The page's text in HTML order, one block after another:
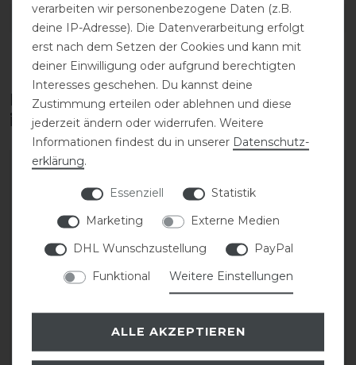
DETAILS ZUR PRODUKTSICHERHEIT
Diese Produkte könnten dich auch
interessieren
-12%
Winterhandschuh
Bestseller
Roeckl ROECK-GRIP
WINTER Handschuhe
verarbeiten wir personenbezogene Daten (z.B.
deine IP-Adresse). Die Datenverarbeitung erfolgt
erst nach dem Setzen der Cookies und kann mit
deiner Einwilligung oder aufgrund berechtigten
Interesses geschehen. Du kannst deine
Zustimmung erteilen oder ablehnen und diese
jederzeit ändern oder widerrufen. Weitere
Informationen findest du in unserer Daten­schutz­
erklärung.
Essenziell
Statistik
Marketing
Externe Medien
DHL Wunschzustellung
PayPal
Funktional
Weitere Einstellungen
ALLE AKZEPTIEREN